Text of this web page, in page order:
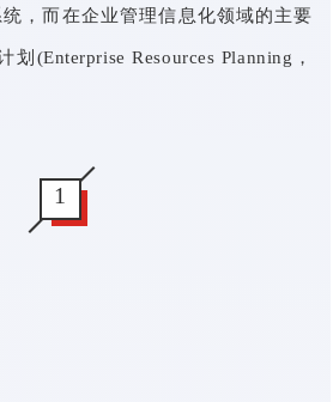
统，而在企业管理信息化领域的主要
(Enterprise Resources Planning，
1